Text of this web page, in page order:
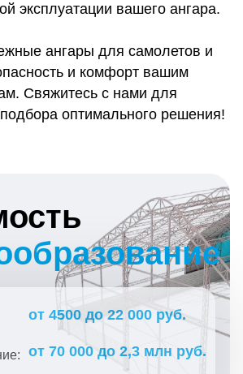
эксплуатации вашего ангара.
ангары для самолетов и
и комфорт вашим
Свяжитесь с нами для
оптимального решения!
от 4500 до 22 000 руб.
от 70 000 до 2,3 млн руб.